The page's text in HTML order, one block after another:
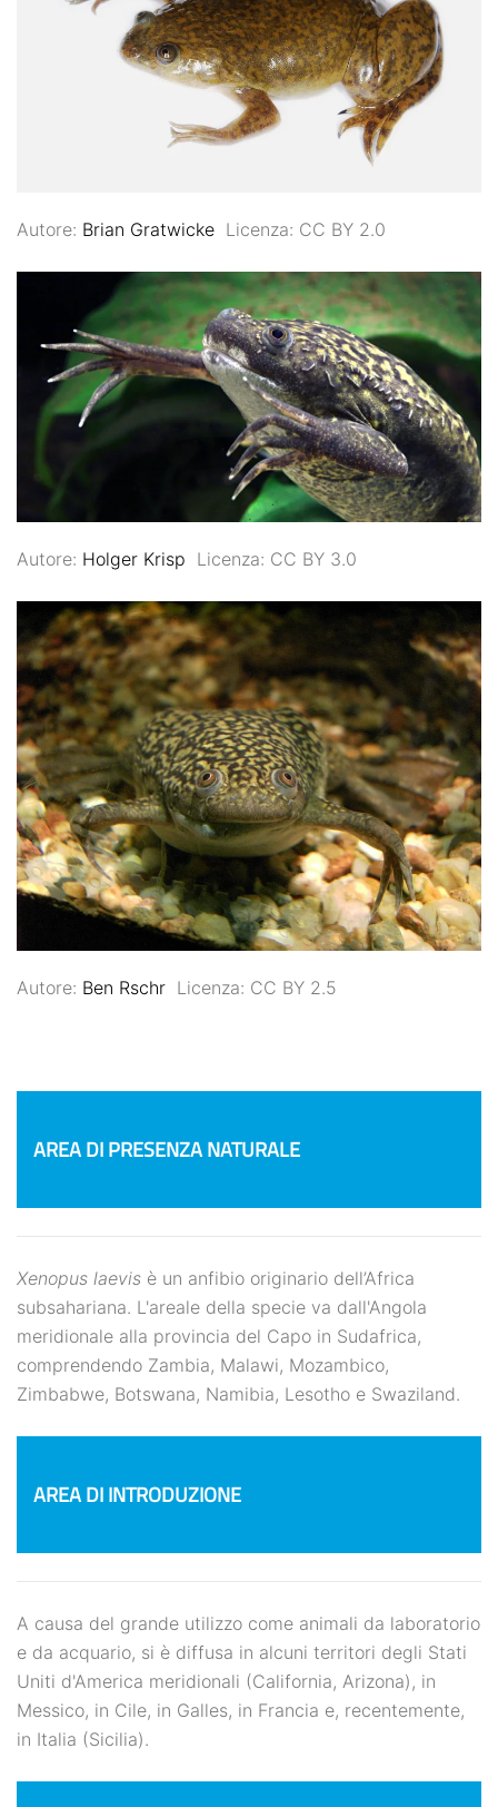
Autore: Brian Gratwicke Licenza: CC BY 2.0
Autore: Holger Krisp Licenza: CC BY 3.0
Autore: Ben Rschr Licenza: CC BY 2.5
AREA DI PRESENZA NATURALE
Xenopus laevis è un anfibio originario dell’Africa
subsahariana. L'areale della specie va dall'Angola
meridionale alla provincia del Capo in Sudafrica,
comprendendo Zambia, Malawi, Mozambico,
Zimbabwe, Botswana, Namibia, Lesotho e Swaziland.
AREA DI INTRODUZIONE
A causa del grande utilizzo come animali da laboratorio
e da acquario, si è diffusa in alcuni territori degli Stati
Uniti d'America meridionali (California, Arizona), in
Messico, in Cile, in Galles, in Francia e, recentemente,
in Italia (Sicilia).